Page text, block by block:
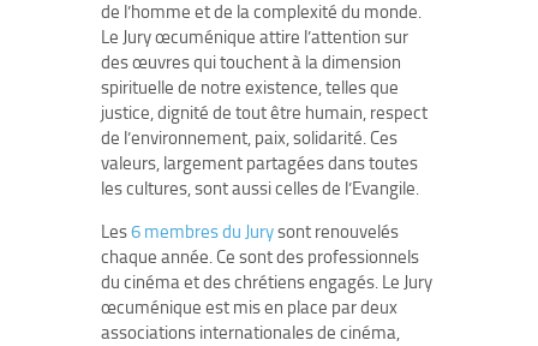
de l’homme et de la complexité du monde.
Le Jury œcuménique attire l’attention sur
des œuvres qui touchent à la dimension
spirituelle de notre existence, telles que
justice, dignité de tout être humain, respect
de l’environnement, paix, solidarité. Ces
valeurs, largement partagées dans toutes
les cultures, sont aussi celles de l’Evangile.
Les6 membres du Jurysont renouvelés
chaque année. Ce sont des professionnels
du cinéma et des chrétiens engagés. Le Jury
œcuménique est mis en place par deux
associations internationales de cinéma,